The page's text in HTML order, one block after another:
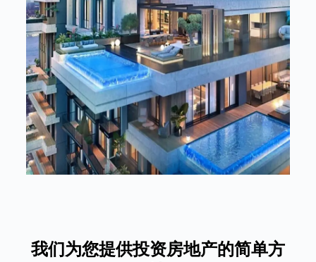
我们为您提供投资房地产的简单方